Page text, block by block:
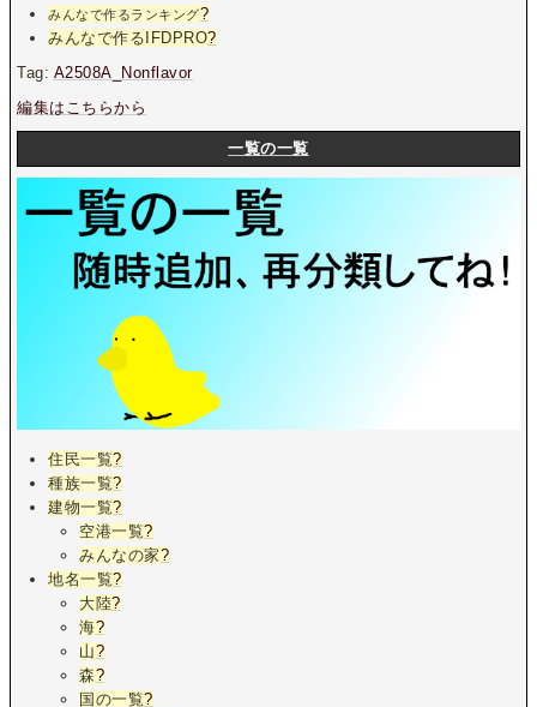
みんなで作るランキング?
みんなで作るIFDPRO?
Tag: A2508A_Nonflavor
編集はこちらから
一覧の一覧
住民一覧?
種族一覧?
建物一覧?
空港一覧?
みんなの家?
地名一覧?
大陸?
海?
山?
森?
国の一覧?